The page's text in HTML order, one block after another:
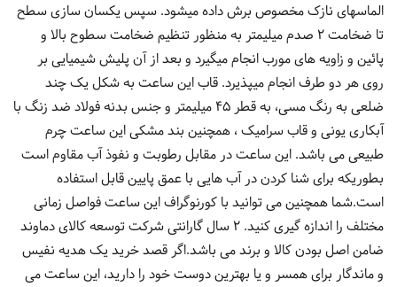
الماسهای نازک مخصوص برش داده میشود. سپس یکسان سازی سطح
تا ضخامت 2 صدم میلیمتر به منظور تنظیم ضخامت سطوح بالا و
پائین و زاویه های مورب انجام میگیرد و بعد از آن پلیش شیمیایی بر
روی هر دو طرف انجام میپذیرد. قاب این ساعت به شکل یک چند
ضلعی به رنگ مسی، به قطر 45 میلیمتر و جنس بدنه فولاد ضد زنگ با
آبکاری یونی و قاب سرامیک ، همچنین بند مشکی این ساعت چرم
طبیعی می باشد. این ساعت در مقابل رطوبت و نفوذ آب مقاوم است
بطوریکه برای شنا کردن در آب هایی با عمق پایین قابل استفاده
است.شما همچنین می توانید با کورنوگراف این ساعت فواصل زمانی
مختلف را اندازه گیری کنید. 2 سال گارانتی شرکت توسعه کالای دماوند
ضامن اصل بودن کالا و برند می باشد.اگر قصد خرید یک هدیه نفیس
و ماندگار برای همسر و یا بهترین دوست خود را دارید، این ساعت می